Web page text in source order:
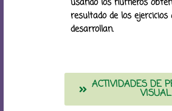
usando los números
resultado de los ejercicios
desarrollan.
ACTIVIDADES DE
VISUAL